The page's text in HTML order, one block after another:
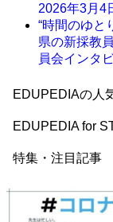
2026年3月4
“時間のゆ
県の新採教
員会インタ
EDUPEDIAの人
EDUPEDIA for
特集・注目記事